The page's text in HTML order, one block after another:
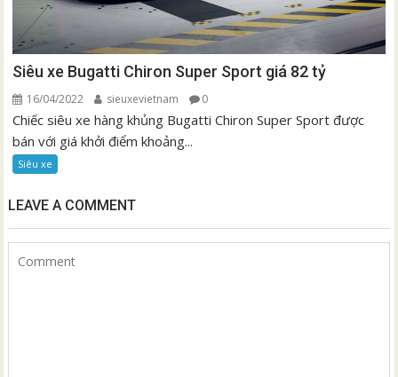
Siêu xe Bugatti Chiron Super Sport giá 82 tỷ
16/04/2022 sieuxevietnam 0
Chiếc siêu xe hàng khủng Bugatti Chiron Super Sport được
bán với giá khởi điểm khoảng...
Siêu xe
LEAVE A COMMENT